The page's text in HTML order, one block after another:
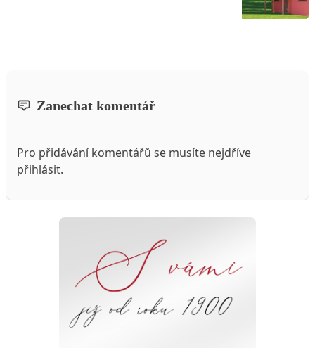
Zanechat komentář
Pro přidávání komentářů se musíte nejdříve
přihlásit.